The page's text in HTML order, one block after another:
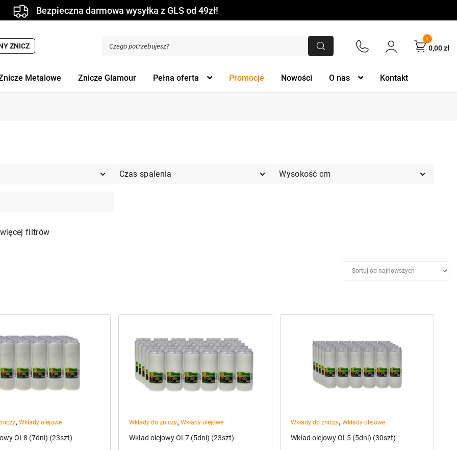
Bezpieczna darmowa wysyłka z GLS od 49zł!
ZNICZ
produktów
0
0,00zł
Metalowe Znicze Glamour Pełna oferta Promocje Nowości O nas Kontakt
Czas spalenia Wysokość cm
filtrów
, Wkłady olejowe
OL8 (7dni) (23szt)
Wkłady do zniczy, Wkłady olejowe
Wkład olejowy OL7 (5dni) (23szt)
Wkłady do zniczy,Wkłady olejowe
Wkład olejowy OL5 (5dni) (30szt)